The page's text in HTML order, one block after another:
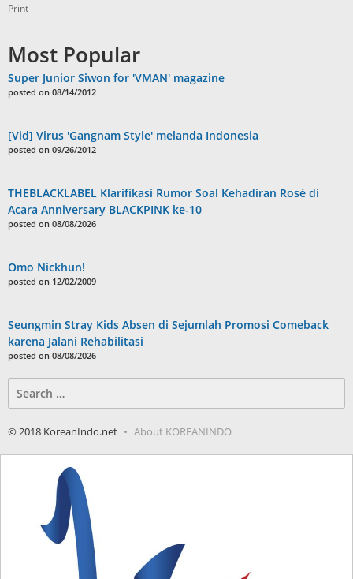
Print
Most Popular
Super Junior Siwon for 'VMAN' magazine
posted on 08/14/2012
[Vid] Virus 'Gangnam Style' melanda Indonesia
posted on 09/26/2012
THEBLACKLABEL Klarifikasi Rumor Soal Kehadiran Rosé di
Acara Anniversary BLACKPINK ke-10
posted on 08/08/2026
Omo Nickhun!
posted on 12/02/2009
Seungmin Stray Kids Absen di Sejumlah Promosi Comeback
karena Jalani Rehabilitasi
posted on 08/08/2026
for:
© 2018 KoreanIndo.net About KOREANINDO